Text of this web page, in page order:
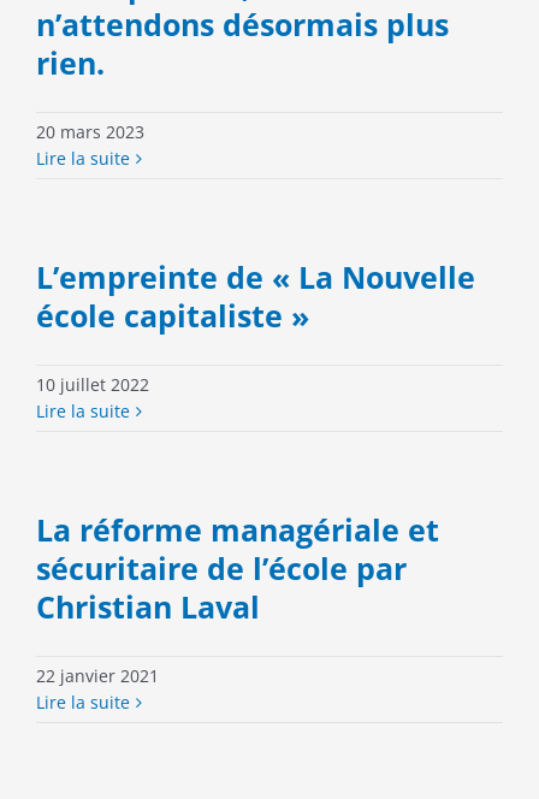
n’attendons désormais plus
rien.
20 mars 2023
Lire la suite
L’empreinte de « La Nouvelle
école capitaliste »
10 juillet 2022
Lire la suite
La réforme managériale et
sécuritaire de l’école par
Christian Laval
22 janvier 2021
Lire la suite